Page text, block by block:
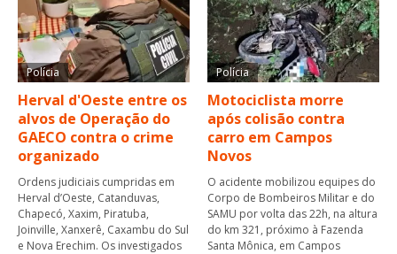
Polícia
Herval d'Oeste entre os
alvos de Operação do
GAECO contra o crime
organizado
Ordens judiciais cumpridas em
Herval d’Oeste, Catanduvas,
Chapecó, Xaxim, Piratuba,
Joinville, Xanxerê, Caxambu do Sul
e Nova Erechim. Os investigados
Polícia
Motociclista morre
após colisão contra
carro em Campos
Novos
O acidente mobilizou equipes do
Corpo de Bombeiros Militar e do
SAMU por volta das 22h, na altura
do km 321, próximo à Fazenda
Santa Mônica, em Campos